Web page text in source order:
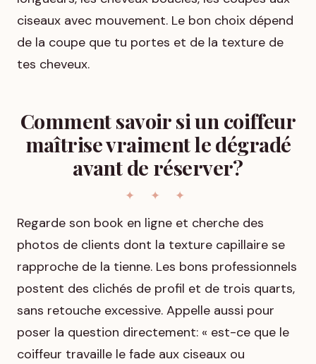
ciseaux avec mouvement. Le bon choix dépend
de la coupe que tu portes et de la texture de
tes cheveux.
Comment savoir si un coiffeur
maîtrise vraiment le dégradé
avant de réserver?
Regarde son book en ligne et cherche des
photos de clients dont la texture capillaire se
rapproche de la tienne. Les bons professionnels
postent des clichés de profil et de trois quarts,
sans retouche excessive. Appelle aussi pour
poser la question directement: « est-ce que le
coiffeur travaille le fade aux ciseaux ou